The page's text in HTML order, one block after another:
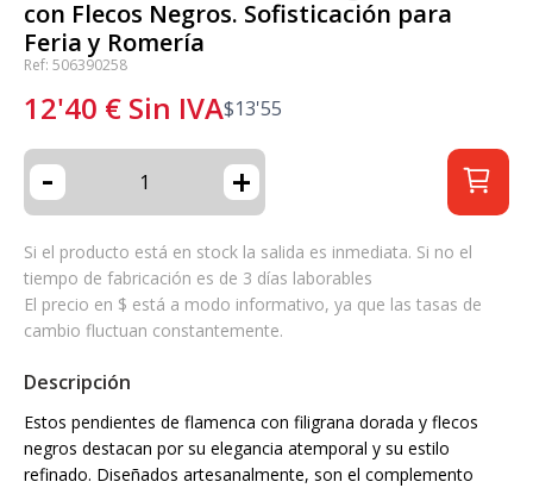
con Flecos Negros. Sofisticación para
Feria y Romería
Ref: 506390258
12'40 € Sin IVA$13'55
- +
Si el producto está en stock la salida es inmediata. Si no el
tiempo de fabricación es de 3 días laborables
El precio en $ está a modo informativo, ya que las tasas de
cambio fluctuan constantemente.
Descripción
Estos pendientes de flamenca con filigrana dorada y flecos
negros destacan por su elegancia atemporal y su estilo
refinado. Diseñados artesanalmente, son el complemento